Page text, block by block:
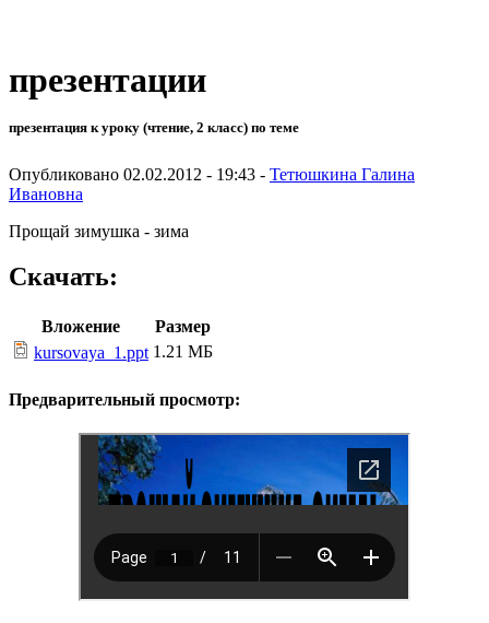
презентации
презентация к уроку (чтение, 2 класс) по теме
Опубликовано 02.02.2012 - 19:43 - Тетюшкина Галина
Ивановна
Прощай зимушка - зима
Скачать:
Вложение
Размер
kursovaya_1.ppt 1.21 МБ
Предварительный просмотр: